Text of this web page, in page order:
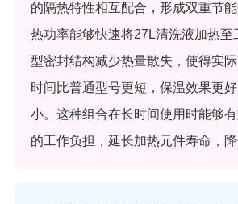
的隔热特性相互配合，形成双重节
热功率能够快速将27L清洗液加热至
型密封结构减少热量散失，使得实
时间比普通型号更短，保温效果更
小。这种组合在长时间使用时能够
的工作负担，延长加热元件寿命，降